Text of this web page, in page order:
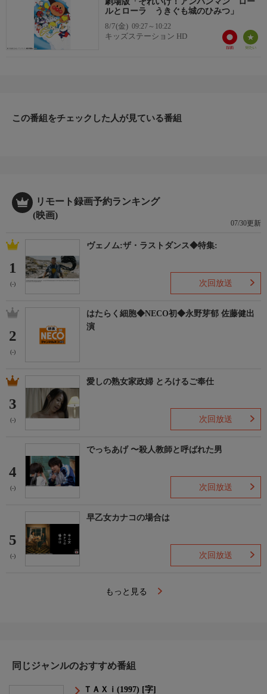
ルとローラ うきぐも城のひみつ」
8/7(金) 09:27～10:22
キッズステーション HD
この番組をチェックした人が見ている番組
リモート録画予約ランキング
(映画)
07/30更新
1
(-)
ヴェノム:ザ・ラストダンス◆特集:
次回放送
2
(-)
はたらく細胞◆NECO初◆永野芽郁 佐藤健出
演
3
(-)
愛しの熟女家政婦 とろけるご奉仕
次回放送
4
(-)
でっちあげ 〜殺人教師と呼ばれた男
次回放送
5
(-)
早乙女カナコの場合は
次回放送
もっと見る
同じジャンルのおすすめ番組
ＴＡＸｉ(1997) [字]